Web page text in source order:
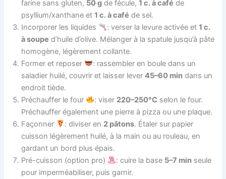
farine sans gluten, 50 g de fécule,1 c. à café de
psyllium/xanthane et1 c. à café de sel.
Incorporer les liquides
: verser la levure activée et1 c.
à soupe d’huile d’olive. Mélanger à la spatule jusqu’à pâte
homogène, légèrement collante.
Former et reposer
: rassembler en boule dans un
saladier huilé, couvrir et laisser lever45–60 min dans un
endroit tiède.
Préchauffer le four
: viser 220–250°C selon le four.
Préchauffer également une pierre à pizza ou une plaque.
Façonner
: diviser en 2 pâtons. Étaler sur papier
cuisson légèrement huilé, à la main ou au rouleau, en
gardant un bord plus épais.
Pré-cuisson (option pro)
: cuire la base 5–7 min seule
pour imperméabiliser, puis garnir.